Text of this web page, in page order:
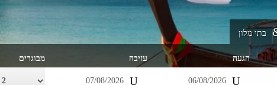
בתי מלון
הגעה עזיבה מבוגרים